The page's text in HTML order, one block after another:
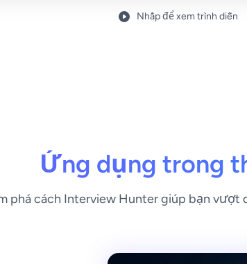
Nhấp để xem trình diễn
Ứng dụng trong
phá cách Interview Hunter giúp bạn vượt